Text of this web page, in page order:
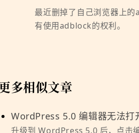
最近删掉了自己浏览器上
有使用adblock的权利。
多相似文章
WordPress 5.0 编辑器无法打
升级到 WordPress 5.0 后，点